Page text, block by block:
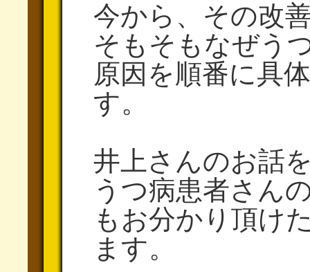
今から、その改
そもそもなぜう
原因を順番に具
す。
井上さんのお話
うつ病患者さん
もお分かり頂け
ます。